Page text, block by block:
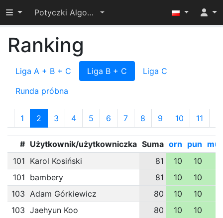
Przełącz widoczność menu
Potyczki Algorytmiczne 2022
Ranking
Liga A + B + C Liga B + C
Liga C
Runda próbna
1 2 3 4 5 6 7 8 9 10 11
# Użytkownik/użytkowniczka Suma orn pun
101 Karol Kosiński 81 10 10
101 bambery 81 10 10
103 Adam Górkiewicz 80 10 10
103 Jaehyun Koo 80 10 10